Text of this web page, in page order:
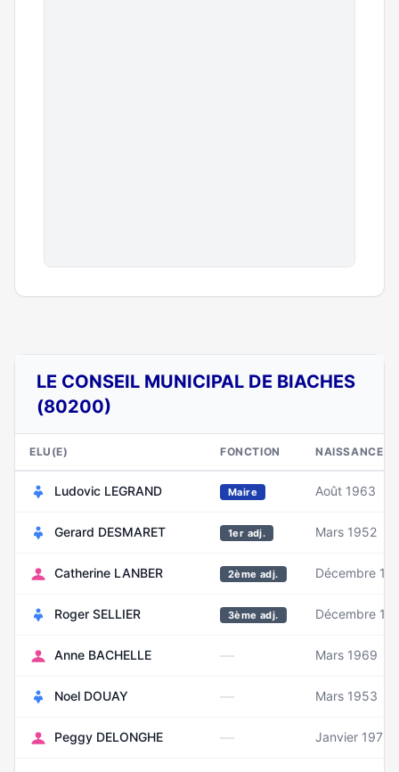
LE CONSEIL MUNICIPAL DE BIACHES
(80200)
ELU(E) FONCTION NAISSANCE
Ludovic LEGRAND Maire Août 1963
Gerard DESMARET 1er adj. Mars 1952
Catherine LANBER 2ème adj. Décembre
Roger SELLIER 3ème adj. Décembre
Anne BACHELLE — Mars 1969
Noel DOUAY — Mars 1953
Peggy DELONGHE — Janvier 1973